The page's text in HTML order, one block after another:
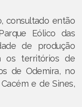
consultado então
Eólico das
de produção
os territórios de
de Odemira, no
e de Sines,